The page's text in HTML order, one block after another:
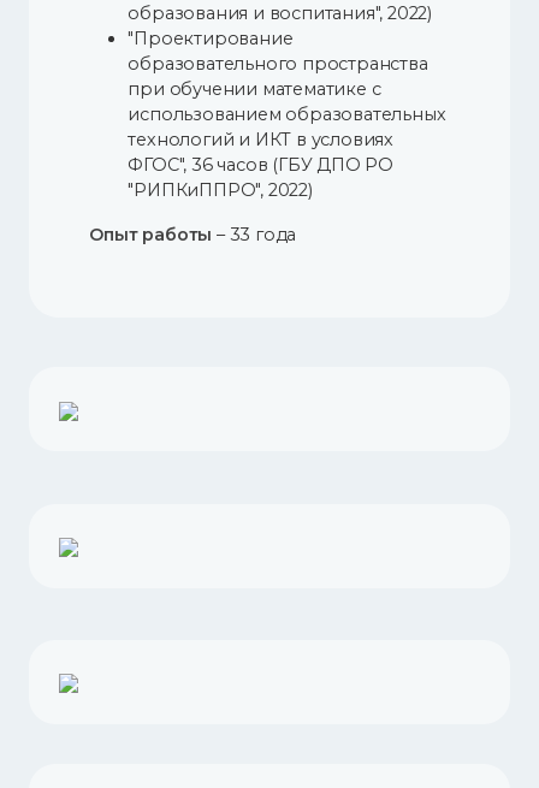
образования и воспитания", 2022)
"Проектирование
образовательного пространства
при обучении математике с
использованием образовательных
технологий и ИКТ в условиях
ФГОС", 36 часов (ГБУ ДПО РО
"РИПКиППРО", 2022)
Опыт работы – 33 года